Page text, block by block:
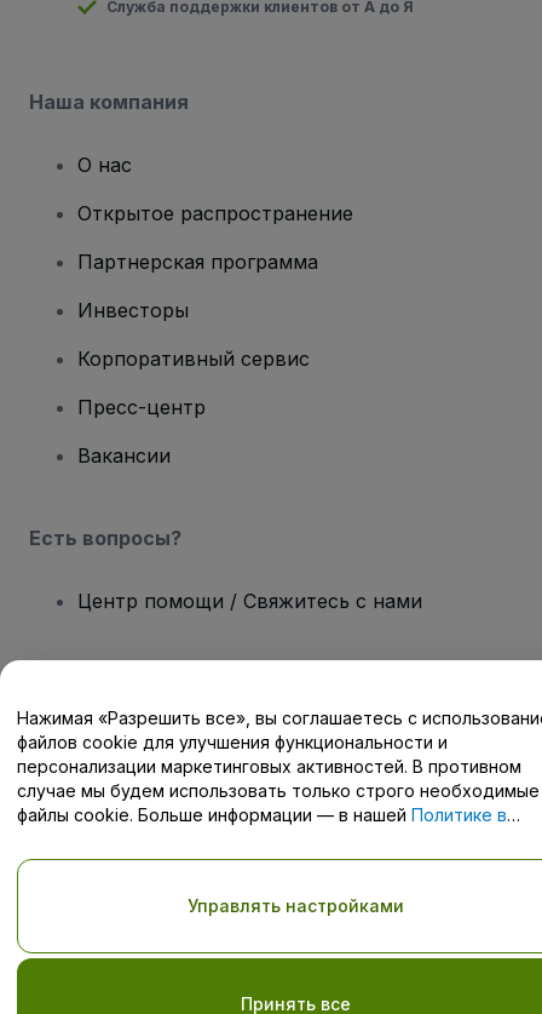
Служба поддержки клиентов от А до Я
Наша компания
О нас
Открытое распространение
Партнерская программа
Инвесторы
Корпоративный сервис
Пресс-центр
Вакансии
Есть вопросы?
Центр помощи / Свяжитесь с нами
Авторские права © viagogo GmbH 2026 Сведения о компании
Использование данного веб-сайта означает принятиеУсловий
и положений, а также Политики конфиденциальности,
Политики в отношении файлов cookie, иПолитики
конфиденциальности для мобильных устройств
настройки конфиденциальности
Нажимая «Разрешить все», вы соглашаетесь с
файлов cookie для улучшения функциональности и
персонализации маркетинговых активностей. В противном
случае мы будем использовать только строго необходимые
файлы cookie. Больше информации — в нашей Политике в
Принять все
Управлять настройками